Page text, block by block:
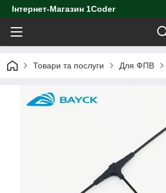
Інтернет-Магазин 1Coder
Товари та послуги Для ФПВ